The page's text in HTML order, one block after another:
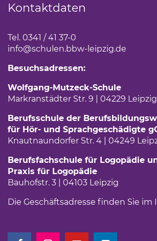
Kontaktdaten
Tel. 0341 / 41 37-0
info@schulen.bbw-leipzig.de
Besuchsadressen:
Wolfgang-Mutzeck-Schule
Markranstädter Str. 9 | 04229 Leipzig
Berufsschule der
für Hör- und Sprachgeschädigte
Knautnaundorfer Str. 4 | 04249
Berufsfachschule für Logopädie
Praxis für Logopädie
Bauhofstr. 3 | 04103 Leipzig
Die Geschäftsadresse finden Sie im